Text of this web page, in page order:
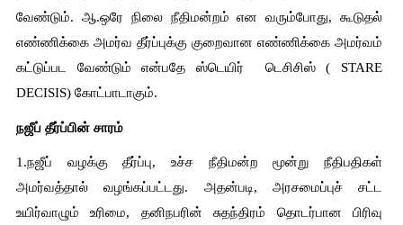
வேண்டும். ஆ.ஒரே நிலை நீதிமன்றம் என வரும்போது, கூடுதல்
எண்ணிக்கை அமர்வ தீர்ப்புக்கு குறைவான எண்ணிக்கை அமர்வம்
கட்டுப்பட வேண்டும் என்பதே ஸ்டெயிர்  டெசிசிஸ் ( STARE
DECISIS) கோட்பாடாகும்.
நஜீப் தீர்ப்பின் சாரம்
1.நஜீப் வழக்கு தீர்ப்பு, உச்ச நீதிமன்ற மூன்று நீதிபதிகள்
அமர்வத்தால் வழங்கப்பட்டது. அதன்படி, அரசமைப்புச் சட்ட
உயிர்வாழும் உரிமை, தனிநபரின் சுதந்திரம் தொடர்பான பிரிவு